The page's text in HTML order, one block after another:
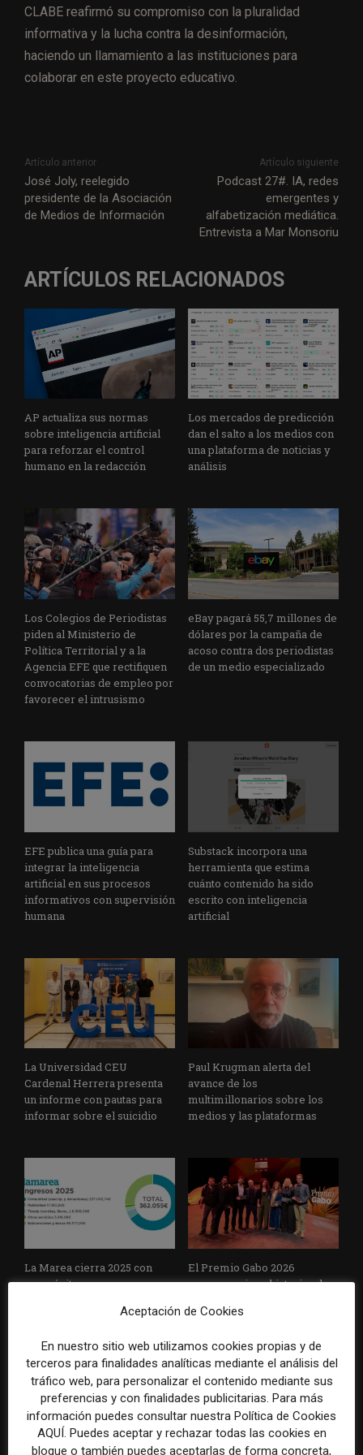
CLABE reafirmó su compromiso con la pluralidad
informativa y la lucha contra la desinformación,
haciendo un llamamiento a las instituciones para
colaborar en este proyecto educativo.
Artículo anterior
José Joly, reelegido
presidente de la Asociación
de Medios de Información
Artículo siguiente
Podcast 27#. IA, redes
emergentes y
alfabetización mediática.
Entrevista a Mar Monsoriu
ARTÍCULOS RELACIONADOS
AP actualiza sus normas
sobre inteligencia artificial
para reforzar el control
humano en la redacción
Los mercados de predicción
dan el salto a los medios con
una plataforma de noticias y
análisis
Los Colegios de Periodistas
piden al Ministerio de
Política Territorial y a la
Agencia EFE que rectifiquen
convocatorias de empleo por
favorecer el intrusismo
eBay pagará 55,7 millones de
dólares por la campaña de
acoso contra dos periodistas
de un medio especializado
EFE publica una guía para
integrar la inteligencia
artificial en sus procesos
informativos con supervisión
humana
Substack incorpora una
herramienta que estima
cuánto contenido ha sido
escrito con inteligencia
artificial
La Universidad CEU
Cardenal Herrera presenta
un informe con pautas para
informar sobre el suicidio
Paul Krugman alerta del
avance de los
multimillonarios sobre los
medios y las plataformas
La Marea cierra 2025 con
superávit, pero su
El Premio Gabo 2026
reconoce cinco historias de
sobre el poder, la memoria y
Aceptación de Cookies
En nuestro sitio web utilizamos cookies propias y de
terceros para finalidades analíticas mediante el análisis del
tráfico web, para personalizar el contenido mediante sus
preferencias y con finalidades publicitarias. Para más
información puedes consultar nuestra Política de Cookies
AQUÍ. Puedes aceptar y rechazar todas las cookies en
bloque o también puedes aceptarlas de forma concreta,